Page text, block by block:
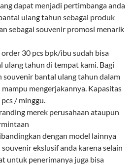
dapat menjadi pertimbanga anda
ulang tahun sebagai produk
sebagai souvenir promosi menarik
30 pcs bpk/ibu sudah bisa
ulang tahun di tempat kami. Bagi
souvenir bantal ulang tahun dalam
mengerjakannya. Kapasitas
/ minggu.
merek perusahaan ataupun
dengan model lainnya
ekslusif anda karena selain
untuk penerimanya juga bisa